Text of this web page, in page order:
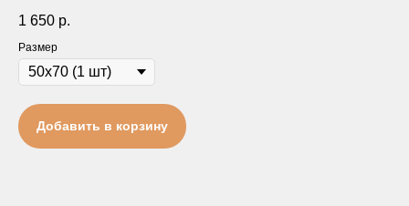
1 650 р.
Размер
Добавить в корзину